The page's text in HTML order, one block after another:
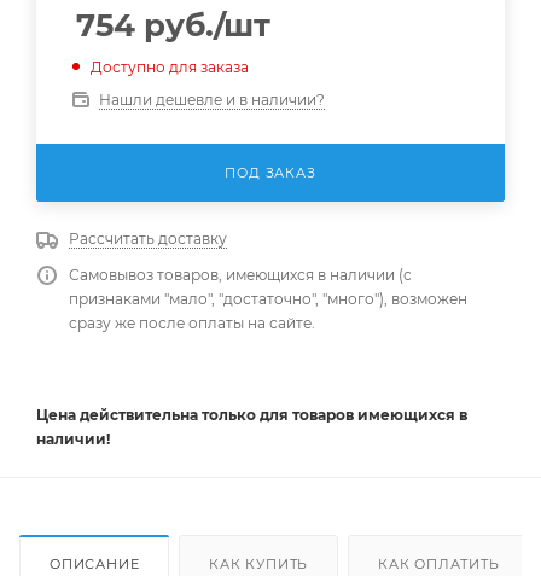
754 руб./шт
Доступно для заказа
Нашли дешевле и в наличии?
ПОД ЗАКАЗ
Рассчитать доставку
Самовывоз товаров, имеющихся в наличии (с
признаками "мало", "достаточно", "много"), возможен
сразу же после оплаты на сайте.
Цена действительна только для товаров имеющихся в
наличии!
ОПИСАНИЕ КАК КУПИТЬ КАК ОПЛАТИТЬ